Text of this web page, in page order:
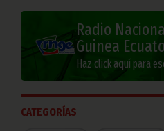
Radio
Guinea
Haz click aquí para
CATEGORÍAS